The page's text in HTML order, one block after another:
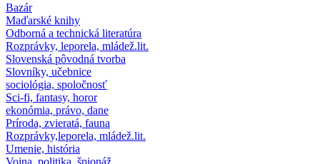
Bazár
Maďarské knihy
Odborná a technická literatúra
Rozprávky, leporela, mládež.lit.
Slovenská pôvodná tvorba
Slovníky, učebnice
sociológia, spoločnosť
Sci-fi, fantasy, horor
ekonómia, právo, dane
Príroda, zvieratá, fauna
Rozprávky,leporela, mládež.lit.
Umenie, história
Vojna, politika, špionáž